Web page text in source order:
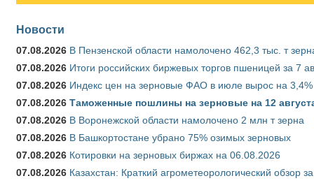
Новости
07.08.2026 В Пензенской области намолочено 462,3 тыс. т
07.08.2026 Итоги российских биржевых торгов пшеницей за 7
07.08.2026 Индекс цен на зерновые ФАО в июле вырос на 3,4%
07.08.2026 Таможенные пошлины на зерновые на 12
07.08.2026 В Воронежской области намолочено 2 млн т зерна
07.08.2026 В Башкортостане убрано 75% озимых зерновых
07.08.2026 Котировки на зерновых биржах на 06.08.2026
07.08.2026 Казахстан: Краткий агрометеорологический обзор